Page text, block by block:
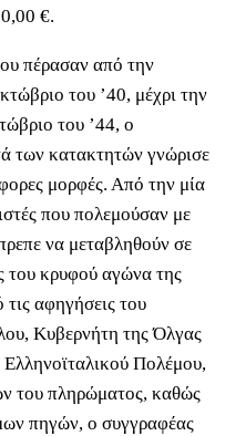
€.
πέρασαν από την
του ’40, μέχρι την
του ’44, ο
των κατακτητών γνώρισε
μορφές. Από την μία
που πολεμούσαν με
να μεταβληθούν σε
του κρυφού αγώνα της
αφηγήσεις του
Κυβερνήτη της Όλγας
Ελληνοϊταλικού Πολέμου,
του πληρώματος, καθώς
πηγών, ο συγγραφέας